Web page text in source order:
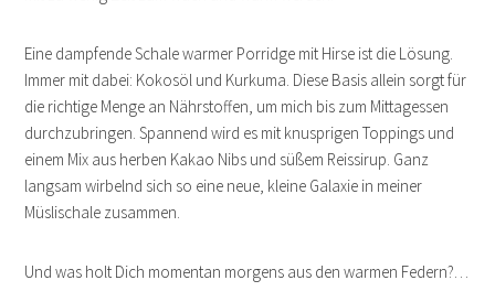
Eine dampfende Schale warmer Porridge mit Hirse ist die Lösung.
Immer mit dabei: Kokosöl und Kurkuma. Diese Basis allein sorgt für
die richtige Menge an Nährstoffen, um mich bis zum Mittagessen
durchzubringen. Spannend wird es mit knusprigen Toppings und
einem Mix aus herben Kakao Nibs und süßem Reissirup. Ganz
langsam wirbelnd sich so eine neue, kleine Galaxie in meiner
Müslischale zusammen.
Und was holt Dich momentan morgens aus den warmen Federn?…